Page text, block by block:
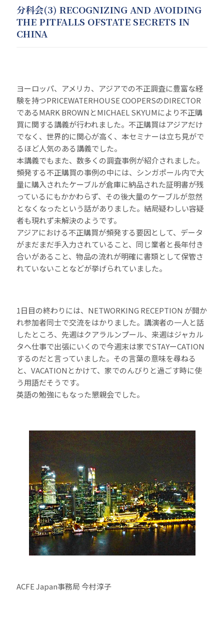
分科会(3) RECOGNIZING AND AVOIDING
THE PITFALLS OFSTATE SECRETS IN
CHINA
ヨーロッパ、アメリカ、アジアでの不正調査に豊富な経
験を持つPRICEWATERHOUSE COOPERSのDIRECTOR
であるMARK BROWNとMICHAEL SKYUMにより不正購
買に関する講義が行われました。不正購買はアジアだけ
でなく、世界的に関心が高く、本セミナーは立ち見がで
るほど人気のある講義でした。
本講義でもまた、数多くの調査事例が紹介されました。
頻発する不正購買の事例の中には、シンガポール内で大
量に購入されたケーブルが倉庫に納品された証明書が残
っているにもかかわらず、その後大量のケーブルが忽然
となくなったという話がありました。結局疑わしい容疑
者も現れず未解決のようです。
アジアにおける不正購買が頻発する要因として、データ
がまだまだ手入力されていること、同じ業者と長年付き
合いがあること、物品の流れが明確に書類として保管さ
れていないことなどが挙げられていました。
1日目の終わりには、NETWORKING RECEPTION が開か
れ参加者同士で交流をはかりました。講演者の一人と話
したところ、先週はクアラルンプール、来週はジャカル
タへ仕事で出張にいくので今週末は家でSTAYーCATION
するのだと言っていました。その言葉の意味を尋ねる
と、VACATIONとかけて、家でのんびりと過ごす時に使
う用語だそうです。
英語の勉強にもなった懇親会でした。
ACFE Japan事務局 今村淳子